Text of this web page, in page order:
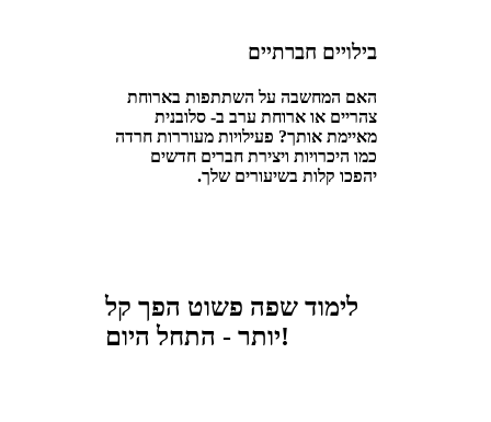
בילויים חברתיים
האם המחשבה על השתתפות בארוחת
צהריים או ארוחת ערב ב- סלובנית
מאיימת אותך? פעילויות מעוררות חרדה
כמו היכרויות ויצירת חברים חדשים
יהפכו קלות בשיעורים שלך.
לימוד שפה פשוט הפך קל
יותר - התחל היום!